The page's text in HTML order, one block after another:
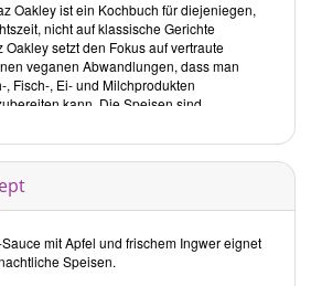
Oakleyist ein Kochbuch für diejeniegen,
nicht auf klassische Gerichte
Oakleysetzt den Fokus auf vertraute
veganen Abwandlungen, dass man
Fisch-, Ei- und Milchprodukten
kann. Die Speisen sind
meist weniger als eine Stunde für die
ganz klar im Hintergrund
zwar vegan, aber nicht unbedingt
Buchrezensionen
gezielter an. Betroffene Buchrezepte
ergänzen sie aber durch gesündere
mit Apfel und frischem Ingwer eignet
Speisen.